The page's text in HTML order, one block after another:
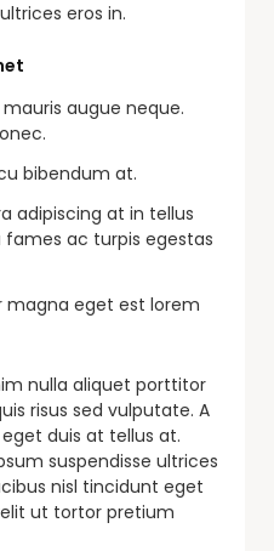
eros in.
augue neque.
bibendum at.
adipiscing at in tellus
fames ac turpis egestas
magna eget est lorem
nulla aliquet porttitor
risus sed vulputate. A
duis at tellus at.
suspendisse ultrices
nisl tincidunt eget
ut tortor pretium